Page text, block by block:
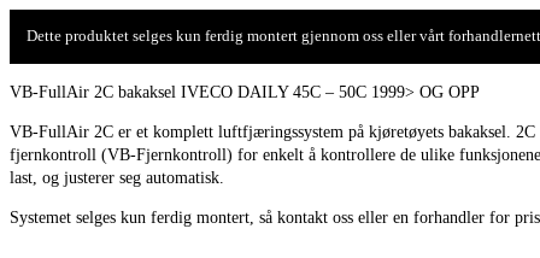
Dette produktet selges kun ferdig montert gjennom oss eller vårt
VB-FullAir 2C bakaksel IVECO DAILY 45C – 50C 1999> OG OPP
VB-FullAir 2C er et komplett luftfjæringssystem på kjøretøyets bakaksel.
fjernkontroll (VB-Fjernkontroll) for enkelt å kontrollere de ulike funksjonene
last, og justerer seg automatisk.
Systemet selges kun ferdig montert, så kontakt oss eller en forhandler for